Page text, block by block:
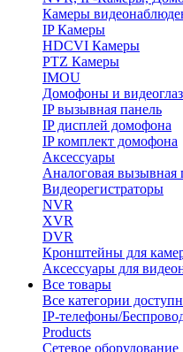
Камеры
IP Камеры
HDCVI Камеры
PTZ Камеры
IMOU
Домофоны и
IP вызывная панель
IP дисплей домофона
IP комплект домофона
Аксессуары
Аналоговая вызывная
Видеорегистраторы
NVR
XVR
DVR
Кронштейны для
Аксессуары для
Все товары
Все категории
IP-телефоны/
Products
Сетевое оборудование